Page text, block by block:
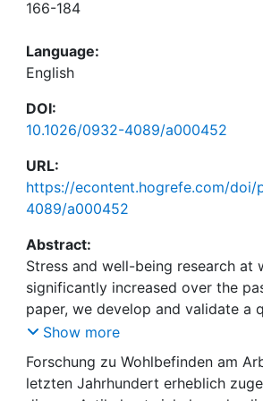
166-184
Language:
English
DOI:
10.1026/0932-4089/a000452
URL:
https://econtent.hogrefe.com/doi/
4089/a000452
Abstract:
Stress and well-being research at
significantly increased over the
paper, we develop and validate a
that enables companies and their
assess their demands and
valid and parsimonious manner.
theory, the questionnaire
Show more
Forschung zu Wohlbefinden am
letzten Jahrhundert erheblich